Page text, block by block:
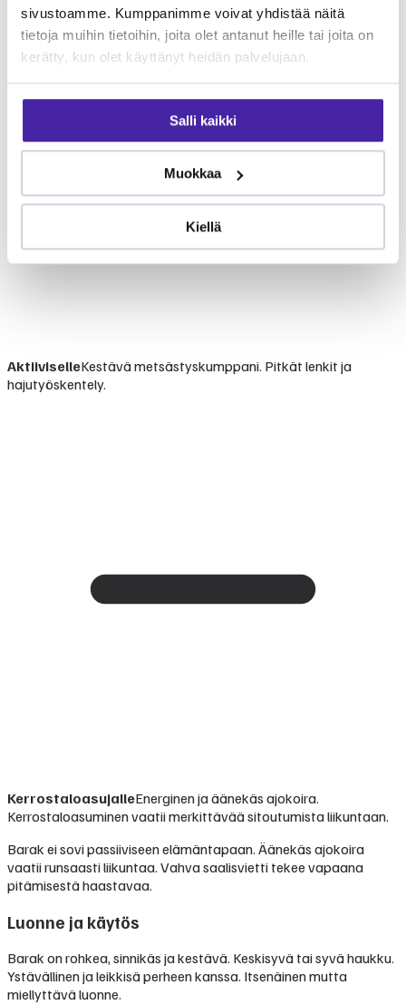
sivustoamme. Kumppanimme voivat yhdistää näitä
tietoja muihin tietoihin, joita olet antanut heille tai joita on
kerätty, kun olet käyttänyt heidän palvelujaan.
Salli kaikki
Muokkaa
Kiellä
AktiiviselleKestävä metsästyskumppani. Pitkät lenkit ja
hajutyöskentely.
KerrostaloasujalleEnerginen ja äänekäs ajokoira.
Kerrostaloasuminen vaatii merkittävää sitoutumista liikuntaan.
Barak ei sovi passiiviseen elämäntapaan. Äänekäs ajokoira
vaatii runsaasti liikuntaa. Vahva saalisvietti tekee vapaana
pitämisestä haastavaa.
Luonne ja käytös
Barak on rohkea, sinnikäs ja kestävä. Keskisyvä tai syvä haukku.
Ystävällinen ja leikkisä perheen kanssa. Itsenäinen mutta
miellyttävä luonne.